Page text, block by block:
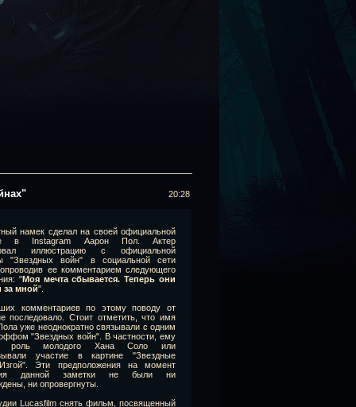
20:28
намек сделал на своей официальной
в Instagram Аарон Пол. Актер
иллюстрацию с официальной
"Звездных войн" в социальной сети
ее комментарием следующего
"Моя мечта сбывается. Теперь они
за мной".
комментариев по этому поводу от
последовало. Стоит отметить, что имя
уже неоднократно связывали с одним
"Звездных войн". В частности, ему
роль молодого Хана Соло или
участие в картине "Звездные
Эти предположения на момент
данной заметки не были ни
ни опровергнуты.
Lucasfilm снять фильм, посвященный